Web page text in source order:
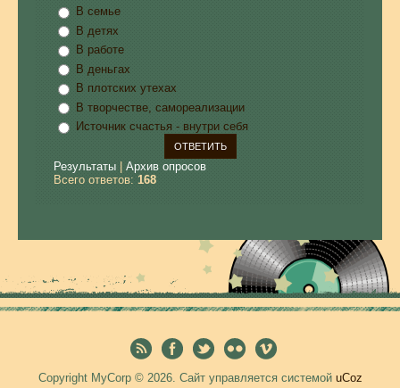
В семье
В детях
В работе
В деньгах
В плотских утехах
В творчестве, самореализации
Источник счастья - внутри себя
Результаты
Архив опросов
Всего ответов: 168
Copyright MyCorp © 2026. Сайт управляется системой uCoz